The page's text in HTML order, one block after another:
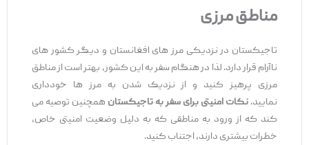
مناطق مرزی
تاجیکستان در نزدیکی مرز های افغانستان و دیگر کشور های
ناآرام قرار دارد. لذا در هنگام سفر به این کشور، بهتر است از مناطق
مرزی پرهیز کنید و از نزدیک شدن به مرز ها خودداری
نمایید.نکات امنیتی برای سفر به تاجیکستانهمچنین توصیه می
‌کند که از ورود به مناطقی که به دلیل وضعیت امنیتی خاص،
خطرات بیشتری دارند، اجتناب کنید.